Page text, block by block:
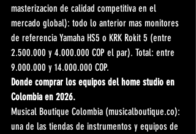
masterizacion de calidad competitiva en el
mercado global): todo lo anterior mas monitores
de referencia Yamaha HS5 o KRK Rokit 5 (entre
2.500.000 y 4.000.000 COP el par). Total: entre
9.000.000 y 14.000.000 COP.
Donde comprar los equipos del home studio en
Colombia en 2026.
Musical Boutique Colombia (musicalboutique.co):
una de las tiendas de instrumentos y equipos de